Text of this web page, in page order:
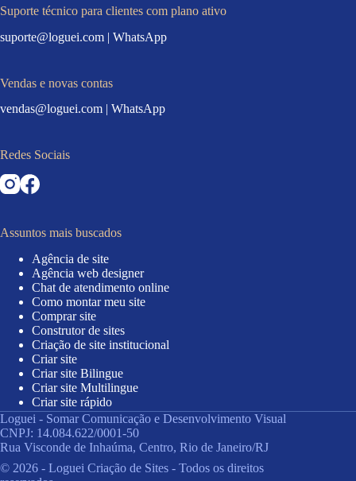
Suporte técnico para clientes com plano ativo
suporte@loguei.com | WhatsApp
Vendas e novas contas
vendas@loguei.com | WhatsApp
Redes Sociais
Assuntos mais buscados
Agência de site
Agência web designer
Chat de atendimento online
Como montar meu site
Comprar site
Construtor de sites
Criação de site institucional
Criar site
Criar site Bilingue
Criar site Multilingue
Criar site rápido
Desenvolvimento de sites
Domínio de site
Editor de site
Meu Web Site Online
Loguei - Somar Comunicação e Desenvolvimento Visual
CNPJ: 14.084.622/0001-50
Rua Visconde de Inhaúma, Centro, Rio de Janeiro/RJ
© 2026 - Loguei Criação de Sites - Todos os direitos